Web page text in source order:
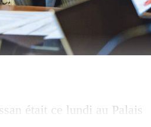
était ce lundi au Palais